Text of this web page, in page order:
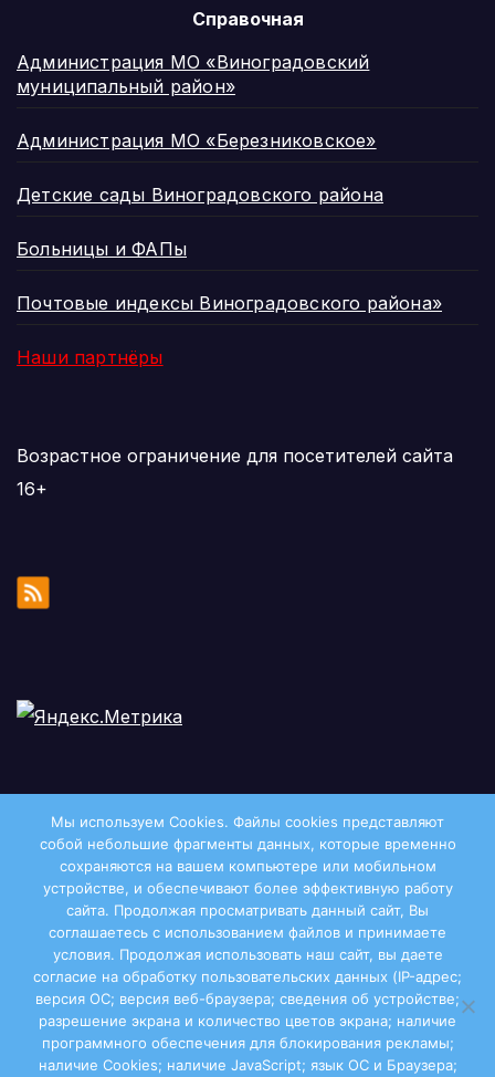
Справочная
Администрация МО «Виноградовский
муниципальный район»
Администрация МО «Березниковское»
Детские сады Виноградовского района
Больницы и ФАПы
Почтовые индексы Виноградовского района»
Наши партнёры
Возрастное ограничение для посетителей сайта
16+
Двиноважье
Мы используем Cookies. Файлы сookies представляют
собой небольшие фрагменты данных, которые временно
сохраняются на вашем компьютере или мобильном
устройстве, и обеспечивают более эффективную работу
сайта. Продолжая просматривать данный сайт, Вы
соглашаетесь с использованием файлов и принимаете
условия. Продолжая использовать наш сайт, вы даете
согласие на обработку пользовательских данных (IP-адрес;
версия ОС; версия веб-браузера; сведения об устройстве;
разрешение экрана и количество цветов экрана; наличие
программного обеспечения для блокирования рекламы;
наличие Cookies; наличие JavaScript; язык ОС и Браузера;